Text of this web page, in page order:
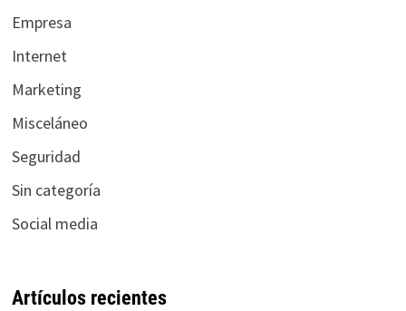
Empresa
Internet
Marketing
Misceláneo
Seguridad
Sin categoría
Social media
Artículos recientes